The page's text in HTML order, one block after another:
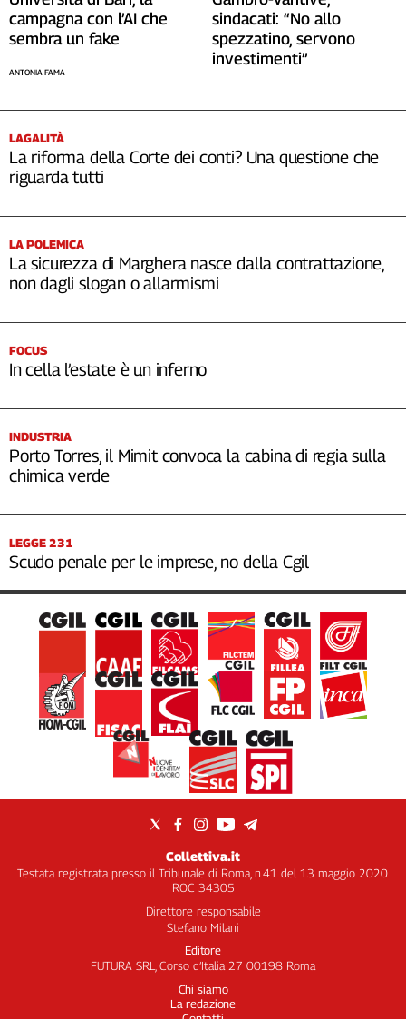
campagna con l’AI che
sembra un fake
ANTONIA FAMA
sindacati: “No allo
spezzatino, servono
investimenti”
LAGALITÀ
La riforma della Corte dei conti? Una questione che
riguarda tutti
LA POLEMICA
La sicurezza di Marghera nasce dalla contrattazione,
non dagli slogan o allarmismi
FOCUS
In cella l’estate è un inferno
INDUSTRIA
Porto Torres, il Mimit convoca la cabina di regia sulla
chimica verde
LEGGE 231
Scudo penale per le imprese, no della Cgil
Collettiva.it
Testata registrata presso il Tribunale di Roma, n.41 del 13 maggio 2020.
ROC 34305
Direttore responsabile
Stefano Milani
Editore
FUTURA SRL, Corso d’Italia 27 00198 Roma
Chi siamo
La redazione